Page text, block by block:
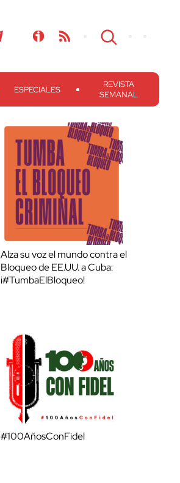
ESPECIALES
REVISTA
SEMANAL
Alza su voz el mundo contra el
Bloqueo de EE.UU. a Cuba:
¡#TumbaElBloqueo!
#100AñosConFidel